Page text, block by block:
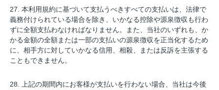
27. 本利用規約に基づいて支払うべきすべての支払いは、法律で
義務付けられている場合を除き、いかなる控除や源泉徴収も行わ
ずに全額支払わなければなりません。また、当社のいずれも、か
かる金額の全額または一部の支払いの源泉徴収を正当化するため
に、相手方に対していかなる信用、相殺、または反訴を主張する
こともできません。
28. 上記の期間内にお客様が支払いを行わない場合、当社は今後